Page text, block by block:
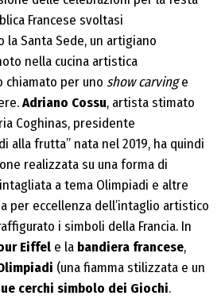
Francese svoltasi
la Santa Sede, un artigiano
nella cucina artistica
per uno show carvinge
Adriano Cossu, artista stimato
Coghinas, presidente
alla frutta” nata nel 2019, ha quindi
realizzata su una forma di
a tema Olimpiadi e altre
per eccellenza dell’intaglio artistico
i simboli della Francia. In
Eiffel e la bandiera francese,
(una fiamma stilizzata e un
cerchi simbolo dei Giochi.